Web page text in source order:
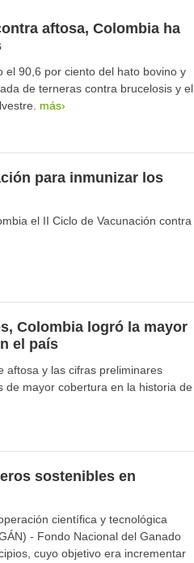
aftosa, Colombia ha
el 90,6 por ciento del hato bovino y
de terneras contra brucelosis y el
más›
para inmunizar los
el II Ciclo de Vacunación contra
Colombia logró la mayor
el país
aftosa y las cifras preliminares
de mayor cobertura en la historia de
sostenibles en
científica y tecnológica
- Fondo Nacional del Ganado
cuyo objetivo era incrementar